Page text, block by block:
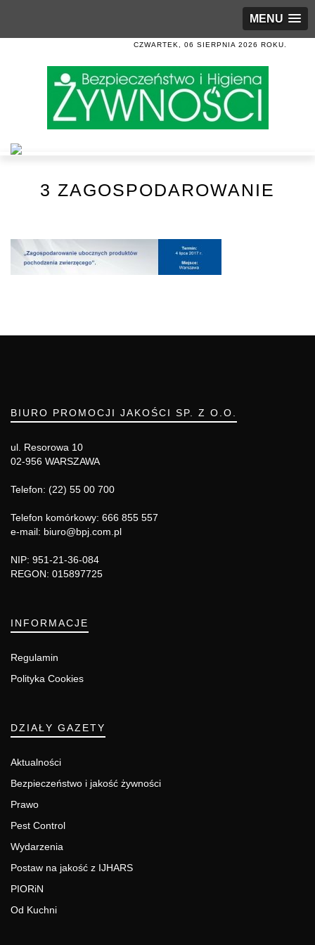
MENU
CZWARTEK, 06 SIERPNIA 2026 ROKU.
3 ZAGOSPODAROWANIE
BIURO PROMOCJI JAKOŚCI SP. Z O.O.
ul. Resorowa 10
02-956 WARSZAWA
Telefon: (22) 55 00 700
Telefon komórkowy: 666 855 557
e-mail: biuro@bpj.com.pl
NIP: 951-21-36-084
REGON: 015897725
INFORMACJE
Regulamin
Polityka Cookies
DZIAŁY GAZETY
Aktualności
Bezpieczeństwo i jakość żywności
Prawo
Pest Control
Wydarzenia
Postaw na jakość z IJHARS
PIORiN
Od Kuchni